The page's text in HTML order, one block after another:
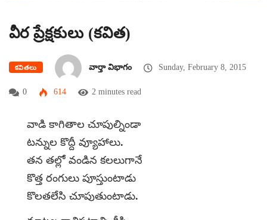
వీర ప్రేక్షకులు (కవిత)
కవితలు వార్తా విభాగం Sunday, February 8, 2015
0 614 2 minutes read
వాడి కాగితాల చూపుల్నిండా
టన్నుల కొద్దీ వ్యూహాలు.
తన తల్లో వండిన కలలుగానే
కొత్త రంగులు పూస్తుంటాడు
కొలతలేసి చూపుతుంటాడు.